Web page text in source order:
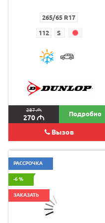
265/65 R17
112 S
287M
270M Подробно
Вызов
РАССРОЧКА
-6 %
ЗАКАЗАТЬ